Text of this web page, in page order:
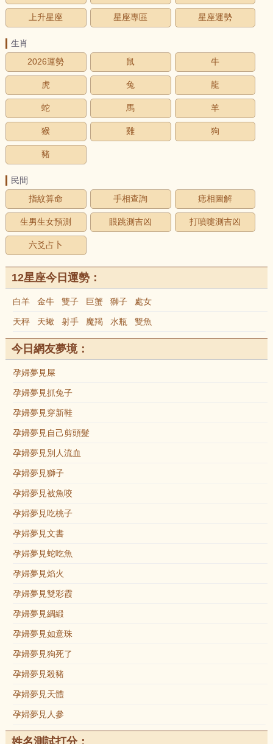
上升星座 星座專區 星座運勢
生肖
2026運勢
鼠 牛
虎 兔 龍
蛇 馬 羊
猴 雞 狗
豬
民間
指紋算命
手相查詢 痣相圖解
生男生女預測 眼跳測吉凶 打噴嚏測吉凶
六爻占卜
12星座今日運勢：
白羊 金牛 雙子 巨蟹 獅子 處女
天秤 天蠍 射手 魔羯 水瓶 雙魚
今日網友夢境：
孕婦夢見屎
孕婦夢見抓兔子
孕婦夢見穿新鞋
孕婦夢見自己剪頭髮
孕婦夢見別人流血
孕婦夢見獅子
孕婦夢見被魚咬
孕婦夢見吃桃子
孕婦夢見文書
孕婦夢見蛇吃魚
孕婦夢見焰火
孕婦夢見雙彩霞
孕婦夢見綢緞
孕婦夢見如意珠
孕婦夢見狗死了
孕婦夢見殺豬
孕婦夢見天體
孕婦夢見人參
姓名測試打分：